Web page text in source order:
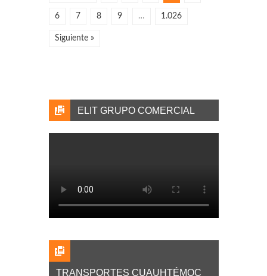
6 7 8 9 … 1.026
Siguiente »
ELIT GRUPO COMERCIAL
TRANSPORTES CUAUHTÉMOC